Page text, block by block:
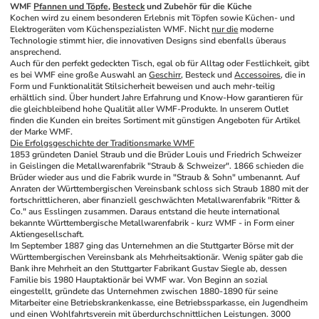
WMF Pfannen und Töpfe, Besteck und Zubehör für die Küche
Kochen wird zu einem besonderen Erlebnis mit Töpfen sowie Küchen- und
Elektrogeräten vom Küchenspezialisten WMF. Nicht nur die moderne
Technologie stimmt hier, die innovativen Designs sind ebenfalls überaus
ansprechend.
Auch für den perfekt gedeckten Tisch, egal ob für Alltag oder Festlichkeit, gibt
es bei WMF eine große Auswahl an Geschirr, Besteck und Accessoires, die in
Form und Funktionalität Stilsicherheit beweisen und auch mehr-teilig
erhältlich sind. Über hundert Jahre Erfahrung und Know-How garantieren für
die gleichbleibend hohe Qualität aller WMF-Produkte. In unserem Outlet
finden die Kunden ein breites Sortiment mit günstigen Angeboten für Artikel
der Marke WMF.
Die Erfolgsgeschichte der Traditionsmarke WMF
1853 gründeten Daniel Straub und die Brüder Louis und Friedrich Schweizer
in Geislingen die Metallwarenfabrik "Straub & Schweizer". 1866 schieden die
Brüder wieder aus und die Fabrik wurde in "Straub & Sohn" umbenannt. Auf
Anraten der Württembergischen Vereinsbank schloss sich Straub 1880 mit der
fortschrittlicheren, aber finanziell geschwächten Metallwarenfabrik "Ritter &
Co." aus Esslingen zusammen. Daraus entstand die heute international
bekannte Württembergische Metallwarenfabrik - kurz WMF - in Form einer
Aktiengesellschaft.
Im September 1887 ging das Unternehmen an die Stuttgarter Börse mit der
Württembergischen Vereinsbank als Mehrheitsaktionär. Wenig später gab die
Bank ihre Mehrheit an den Stuttgarter Fabrikant Gustav Siegle ab, dessen
Familie bis 1980 Hauptaktionär bei WMF war. Von Beginn an sozial
eingestellt, gründete das Unternehmen zwischen 1880-1890 für seine
Mitarbeiter eine Betriebskrankenkasse, eine Betriebssparkasse, ein Jugendheim
und einen Wohlfahrtsverein mit überdurchschnittlichen Leistungen. 3000